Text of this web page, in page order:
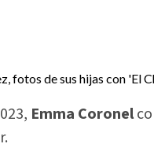
Emma Coronel